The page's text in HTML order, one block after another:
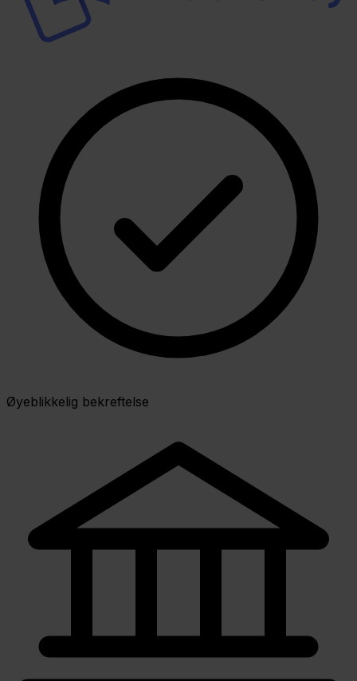
Øyeblikkelig bekreftelse